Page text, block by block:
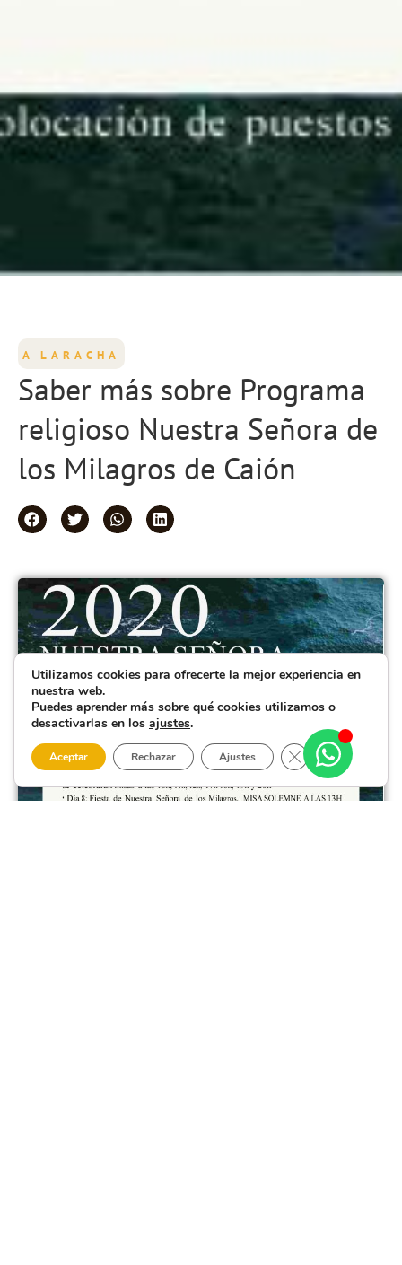
A LARACHA
Saber más sobre Programa
religioso Nuestra Señora de
los Milagros de Caión
Utilizamos cookies para ofrecerte la mejor experiencia en
nuestra web.
Puedes aprender más sobre qué cookies utilizamos o
desactivarlas en los ajustes.
Aceptar Rechazar Ajustes Cerrar el banner